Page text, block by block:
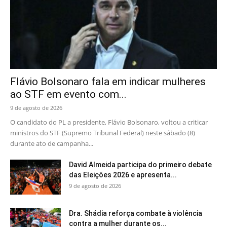
Flávio Bolsonaro fala em indicar mulheres
ao STF em evento com...
9 de agosto de 2026
O candidato do PL a presidente, Flávio Bolsonaro, voltou a criticar
ministros do STF (Supremo Tribunal Federal) neste sábado (8)
durante ato de campanha...
David Almeida participa do primeiro debate
das Eleições 2026 e apresenta...
9 de agosto de 2026
Dra. Shádia reforça combate à violência
contra a mulher durante os...